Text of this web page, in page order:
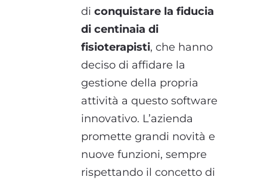
di conquistare la fiducia
di centinaia di
fisioterapisti, che hanno
deciso di affidare la
gestione della propria
attività a questo software
innovativo. L’azienda
promette grandi novità e
nuove funzioni, sempre
rispettando il concetto di